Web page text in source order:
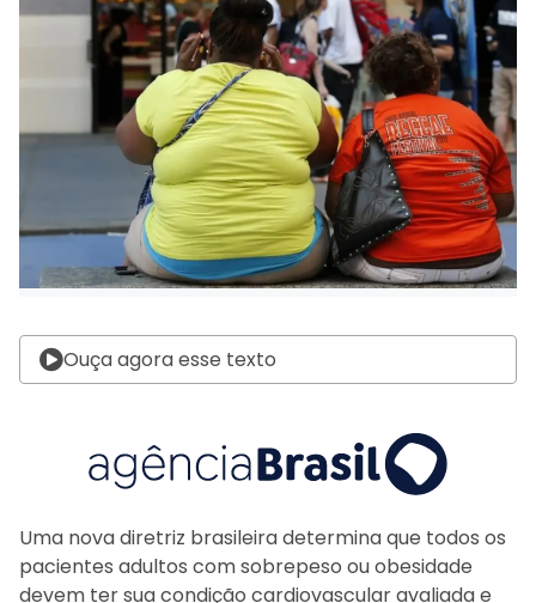
Ouça agora esse texto
Uma nova diretriz brasileira determina que todos os
pacientes adultos com sobrepeso ou obesidade
devem ter sua condição cardiovascular avaliada e